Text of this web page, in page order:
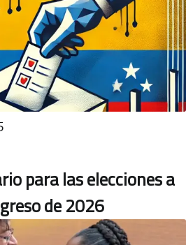
para las elecciones a
de 2026